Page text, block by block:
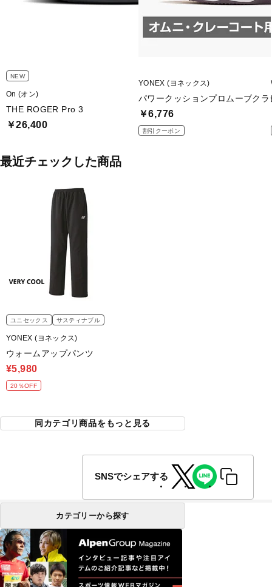
NEW
On (オン)
THE ROGER Pro 3
￥26,400
YONEX (ヨネックス)
パワークッションプロムーブク
￥6,776
割引クーポン
最近チェックした商品
ユニセックス サスティナブル
YONEX (ヨネックス)
ウォームアップパンツ
¥5,980
20％OFF
同カテゴリ商品をもっと見る
SNSでシェアする
カテゴリーから探す